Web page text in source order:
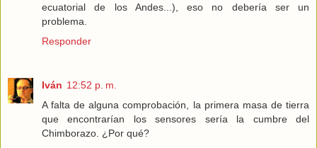
ecuatorial de los Andes...), eso no debería ser un
problema.
Responder
Iván 12:52 p. m.
A falta de alguna comprobación, la primera masa de tierra
que encontrarían los sensores sería la cumbre del
Chimborazo. ¿Por qué?